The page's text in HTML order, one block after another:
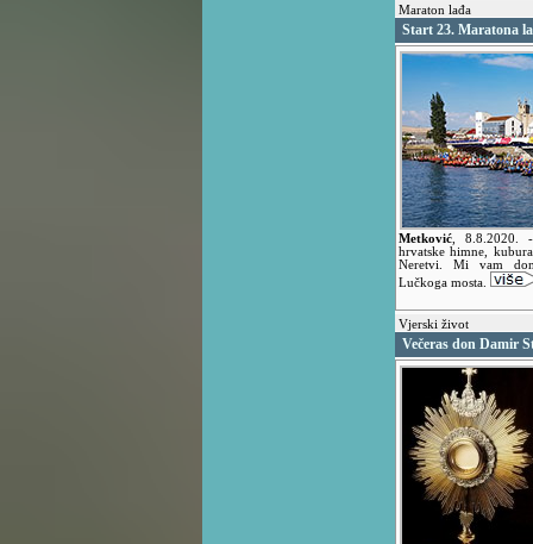
Maraton lađa
Start 23. Maratona
Metković 8.8.2020.
hrvatske himne,
Neretvi. Mi vam
Lučkoga mosta.
Vjerski život
Večeras don Damir